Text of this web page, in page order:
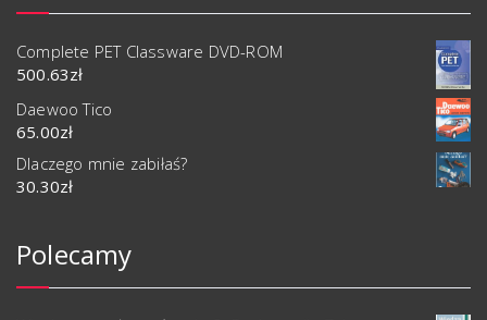
Complete PET Classware DVD-ROM
500.63zł
Daewoo Tico
65.00zł
Dlaczego mnie zabiłaś?
30.30zł
Polecamy